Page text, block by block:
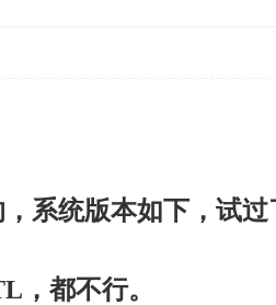
系统版本如下，试
，都不行。